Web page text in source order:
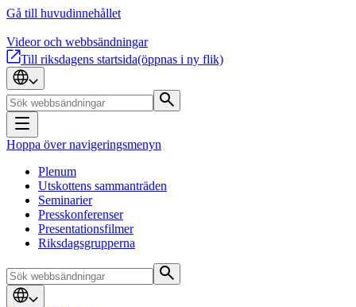
Gå till huvudinnehållet
Videor och webbsändningar
Till riksdagens startsida(öppnas i ny flik)
Hoppa över navigeringsmenyn
Plenum
Utskottens sammanträden
Seminarier
Presskonferenser
Presentationsfilmer
Riksdagsgrupperna